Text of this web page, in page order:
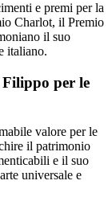
e premi per la
Charlot, il Premio
il suo
italiano.
per le
valore per le
il patrimonio
e il suo
universale e